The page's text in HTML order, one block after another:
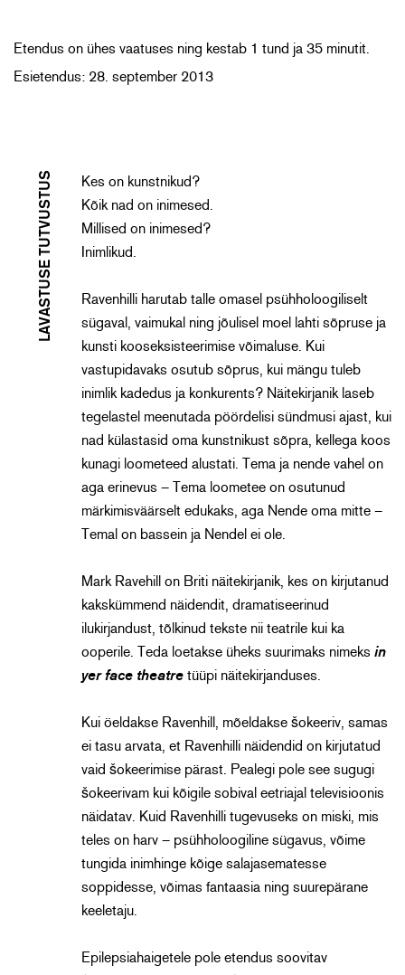
Etendus on ühes vaatuses ning kestab 1 tund ja 35 minutit.
Esietendus: 28. september 2013
LAVASTUSE TUTVUSTUS
Kes on kunstnikud?
Kõik nad on inimesed.
Millised on inimesed?
Inimlikud.
Ravenhilli harutab talle omasel psühholoogiliselt
sügaval, vaimukal ning jõulisel moel lahti sõpruse ja
kunsti kooseksisteerimise võimaluse. Kui
vastupidavaks osutub sõprus, kui mängu tuleb
inimlik kadedus ja konkurents? Näitekirjanik laseb
tegelastel meenutada pöördelisi sündmusi ajast, kui
nad külastasid oma kunstnikust sõpra, kellega koos
kunagi loometeed alustati. Tema ja nende vahel on
aga erinevus – Tema loometee on osutunud
märkimisväärselt edukaks, aga Nende oma mitte –
Temal on bassein ja Nendel ei ole.
Mark Ravehill on Briti näitekirjanik, kes on kirjutanud
kakskümmend näidendit, dramatiseerinud
ilukirjandust, tõlkinud tekste nii teatrile kui ka
ooperile. Teda loetakse üheks suurimaks nimeks in
yer face theatretüüpi näitekirjanduses.
Kui öeldakse Ravenhill, mõeldakse šokeeriv, samas
ei tasu arvata, et Ravenhilli näidendid on kirjutatud
vaid šokeerimise pärast. Pealegi pole see sugugi
šokeerivam kui kõigile sobival eetriajal televisioonis
näidatav. Kuid Ravenhilli tugevuseks on miski, mis
teles on harv – psühholoogiline sügavus, võime
tungida inimhinge kõige salajasematesse
soppidesse, võimas fantaasia ning suurepärane
keeletaju.
Epilepsiahaigetele pole etendus soovitav